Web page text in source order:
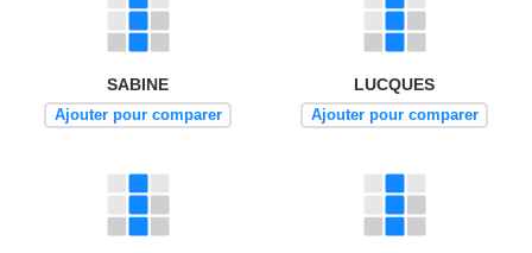
SABINE
Ajouter pour comparer
LUCQUES
Ajouter pour comparer